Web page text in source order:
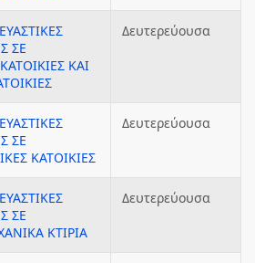
ΣΕ
ΚΑΙ
Δευτερεύουσα
ΣΕ
ΚΑΤΟΙΚΙΕΣ
Δευτερεύουσα
ΣΕ
ΚΤΙΡΙΑ
Δευτερεύουσα